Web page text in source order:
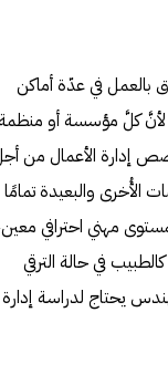
بالعمل في عدّة أماكن
كلَّ مؤسسة أو
إدارة الأعمال من
الأُخرى والبعيدة تمامًا
مهني احترافي
في حالة الترقي
يحتاج لدراسة إدارة